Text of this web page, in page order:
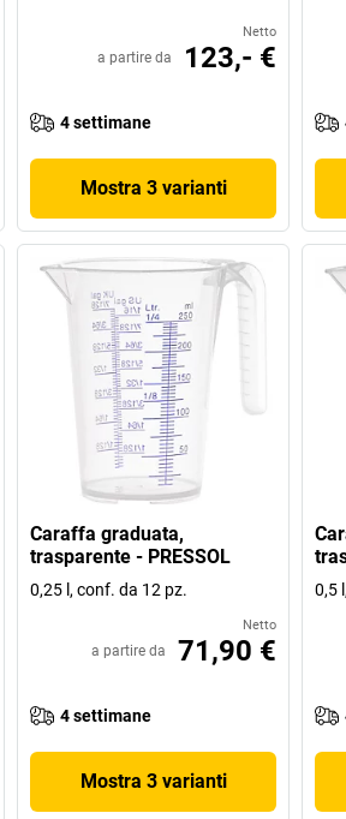
Netto
a partire da 123,- €
4 settimane
Mostra 3 varianti
Caraffa graduata,
trasparente - PRESSOL
0,25 l, conf. da 12 pz.
Netto
a partire da 71,90 €
4 settimane
Mostra 3 varianti
0,5